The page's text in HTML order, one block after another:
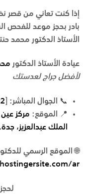
إذا كنت تعاني من قصر
بادر بحجز موعد للفحص
الأستاذ الدكتور محمد
عيادة الأستاذ الدكتور
لأفضل جراج لعدستك
📞 الجوال المباشر :
📍
الموقع: مركز عين
الملك عبدالعزيز، جدة.
🌐الموقع الرسمي
ar/